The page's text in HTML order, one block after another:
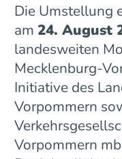
Die Umstellung
am 24. August
landesweiten
Mecklenburg-
Initiative des
Vorpommern
Vorpommern